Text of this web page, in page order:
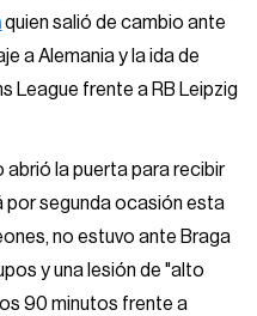
quien salió de cambio ante
a Alemania y la ida de
League frente a RB Leipzig
abrió la puerta para recibir
por segunda ocasión esta
no estuvo ante Braga
y una lesión de "alto
90 minutos frente a